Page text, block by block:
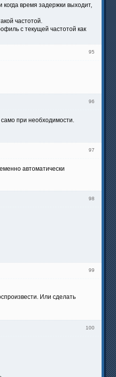
время задержки выходит,
частотой.
с текущей частотой как
95
96
при необходимости.
97
автоматически
98
99
Или сделать
100